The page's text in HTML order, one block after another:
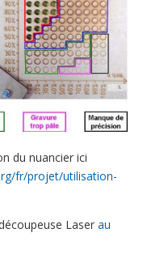
du nuancier ici
fr/projet/utilisation-
Laser au